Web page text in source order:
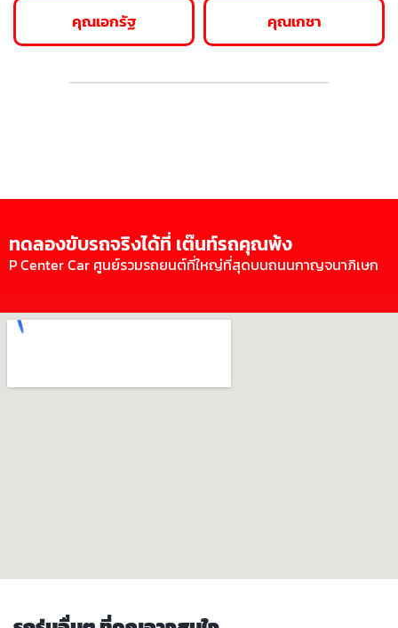
คุณเอกรัฐ คุณเกชา
ทดลองขับรถจริงได้ที่ เต๊นท์รถคุณพ้ง
P Center Car ศูนย์รวมรถยนต์ที่ใหญ่ที่สุดบนถนนกาญจนาภิเษก